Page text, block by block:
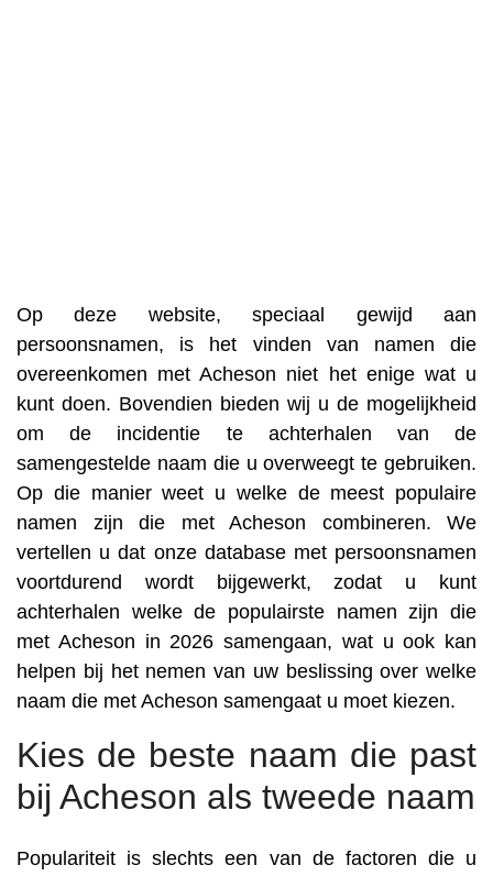
Op deze website, speciaal gewijd aan
persoonsnamen, is het vinden van namen die
overeenkomen met Acheson niet het enige wat u
kunt doen. Bovendien bieden wij u de mogelijkheid
om de incidentie te achterhalen van de
samengestelde naam die u overweegt te gebruiken.
Op die manier weet u welke de meest populaire
namen zijn die met Acheson combineren. We
vertellen u dat onze database met persoonsnamen
voortdurend wordt bijgewerkt, zodat u kunt
achterhalen welke de populairste namen zijn die
met Acheson in 2026 samengaan, wat u ook kan
helpen bij het nemen van uw beslissing over welke
naam die met Acheson samengaat u moet kiezen.
Kies de beste naam die past
bij Acheson als tweede naam
Populariteit is slechts een van de factoren die u